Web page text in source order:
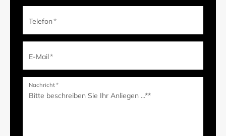
Telefon*
E-Mail*
Nachricht*